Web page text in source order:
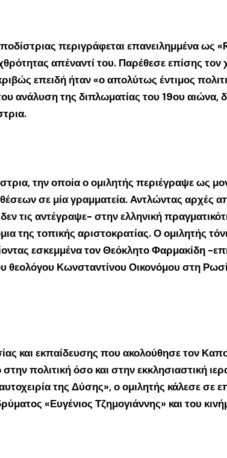
περιγράφεται επανειλημμένα ως
απέναντί του. Παρέθεσε επίσης
επειδή ήταν «ο απολύτως έντιμος
ανάλυση της διπλωματίας του 19ου αιώνα,
την οποία ο ομιλητής περιέγραψε ως
σε μία γραμματεία. Αντλώντας αρχές
τις αντέγραψε- στην ελληνική
της τοπικής αριστοκρατίας. Ο ομιλητής
εσκεμμένα τον Θεόκλητο Φαρμακίδη -
θεολόγου Κωνσταντίνου Οικονόμου στη
και εκπαίδευσης που ακολούθησε τον
πολιτική όσο και στην εκκλησιαστική
της Δύσης», ο ομιλητής κάλεσε σε
«Ευγένιος Τζημογιάννης» και του